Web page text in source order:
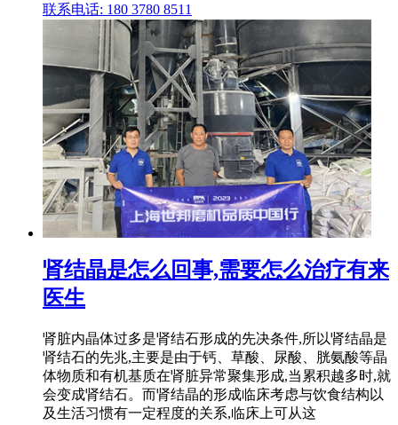
联系电话: 180 3780 8511
肾结晶是怎么回事,需要怎么治疗有来
医生
肾脏内晶体过多是肾结石形成的先决条件,所以肾结晶是
肾结石的先兆,主要是由于钙、草酸、尿酸、胱氨酸等晶
体物质和有机基质在肾脏异常聚集形成,当累积越多时,就
会变成肾结石。而肾结晶的形成临床考虑与饮食结构以
及生活习惯有一定程度的关系,临床上可从这